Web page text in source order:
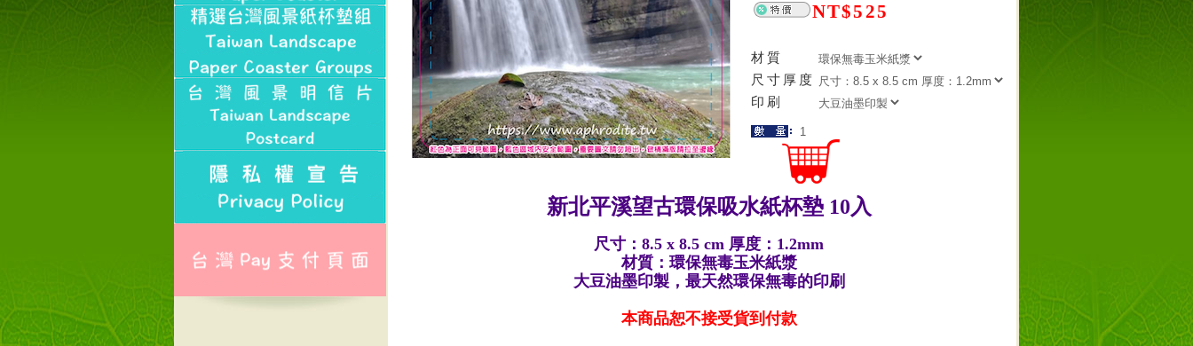
NT$525
材質
尺寸厚度
印刷
新北平溪望古環保吸水紙杯墊 10入
尺寸：8.5 x 8.5 cm 厚度：1.2mm
材質：環保無毒玉米紙漿
大豆油墨印製，最天然環保無毒的印刷
本商品恕不接受貨到付款